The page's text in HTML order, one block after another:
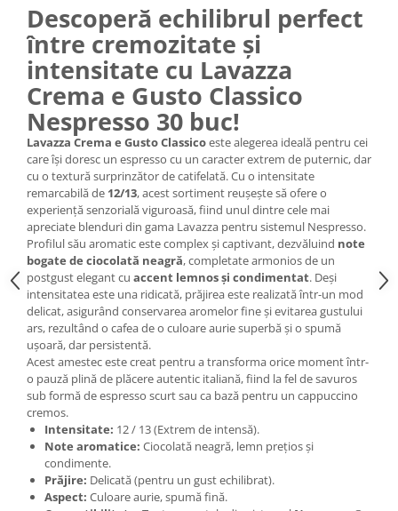
Descoperă echilibrul perfect
între cremozitate și
intensitate cu Lavazza
Crema e Gusto Classico
Nespresso 30 buc!
Lavazza Crema e Gusto Classicoeste alegerea ideală pentru cei
care își doresc un espresso cu un caracter extrem de puternic, dar
cu o textură surprinzător de catifelată. Cu o intensitate
remarcabilă de 12/13, acest sortiment reușește să ofere o
experiență senzorială viguroasă, fiind unul dintre cele mai
apreciate blenduri din gama Lavazza pentru sistemul Nespresso.
Profilul său aromatic este complex și captivant, dezvăluind note
bogate de ciocolată neagră, completate armonios de un
postgust elegant cu accent lemnos și condimentat. Deși
intensitatea este una ridicată, prăjirea este realizată într-un mod
delicat, asigurând conservarea aromelor fine și evitarea gustului
ars, rezultând o cafea de o culoare aurie superbă și o spumă
ușoară, dar persistentă.
Acest amestec este creat pentru a transforma orice moment într-
o pauză plină de plăcere autentic italiană, fiind la fel de savuros
sub formă de espresso scurt sau ca bază pentru un cappuccino
cremos.
Intensitate: 12 / 13 (Extrem de intensă).
Note aromatice: Ciocolată neagră, lemn prețios și
condimente.
Prăjire: Delicată (pentru un gust echilibrat).
Aspect: Culoare aurie, spumă fină.